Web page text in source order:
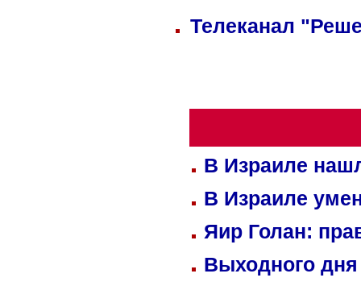
Телеканал
В Израиле
В Израиле
Яир Голан:
Выходного